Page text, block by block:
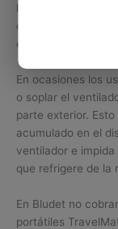
labor, lo mejor es
ocasionar un daño
el equipo Acer
En ocasiones los
o soplar el
parte exterior.
acumulado en el
ventilador e
que refrigere de la
En Bludet no
portátiles